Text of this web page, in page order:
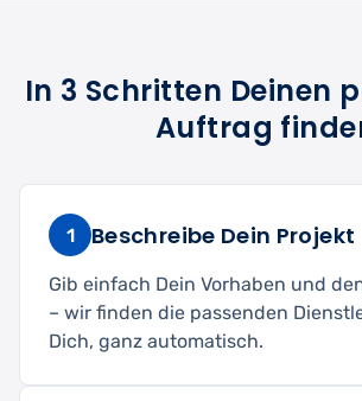
In 3 Schritten Deinen
Auftrag
1 Beschreibe Dein Projekt
Gib einfach Dein Vorhaben und
– wir finden die passenden
Dich, ganz automatisch.